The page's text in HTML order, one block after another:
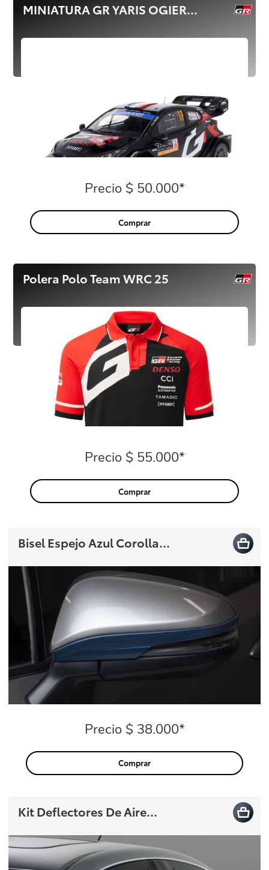
MINIATURA GR YARIS OGIER...
Precio
Precio $ 50.000*
Comprar
Polera Polo Team WRC 25
Precio
Precio $ 55.000*
Comprar
Bisel Espejo Azul Corolla...
Precio
Precio $ 38.000*
Comprar
Kit Deflectores De Aire...